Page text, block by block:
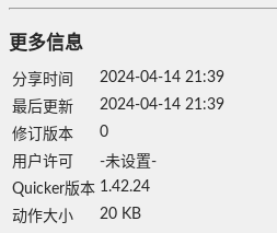
更多信息
分享时间
2024-04-14 21:39
最后更新
2024-04-14 21:39
修订版本
0
用户许可
-未设置-
Quicker版本 1.42.24
动作大小
20 KB